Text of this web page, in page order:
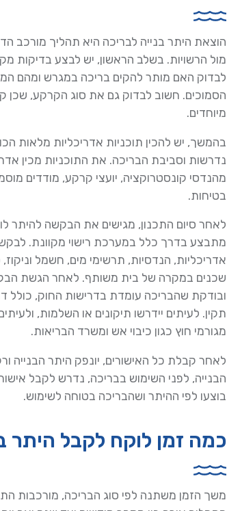
הוצאת היתר בנייה לבריכה היא תהליך מורכב
מול הרשויות. בשלב הראשון, יש לבצע בדיקות
לבדוק האם מותר להקים בריכה במגרש ומהם
הסמוכים. חשוב לבדוק גם את סוג הקרקע, שכן
מיוחדים.
בהמשך, יש להכין תוכניות אדריכליות מלאות
נדרשות וסביבת הבריכה. את התוכניות מכין
מהנדסי קונסטרוקציה, יועצי קרקע, מודדים
בטיחות.
לאחר סיום התכנון, מגישים את הבקשה להיתר
מתבצע בדרך כלל במערכת רישוי מקוונת.
אדריכליות, הנדסיות, תרשימי מים, חשמל
שכנים במקרה של בית משותף. לאחר הגשת
ובודקת שהבריכה עומדת בדרישות החוק, כולל
תקין. לעיתים יידרשו תיקונים או השלמות,
מגורמי חוץ כגון כיבוי אש ומשרד הבריאות.
לאחר קבלת כל האישורים, יונפק היתר הבנייה
בוצעו לפי ההיתר ושהבריכה בטוחה לשימוש.
כמה זמן לוקח לקבל היתר
משך הזמן משתנה לפי סוג הבריכה, מורכבות